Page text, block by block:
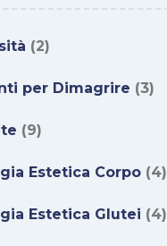
(2)
per Dimagrire (3)
(9)
Estetica Corpo (4)
Estetica Glutei (4)